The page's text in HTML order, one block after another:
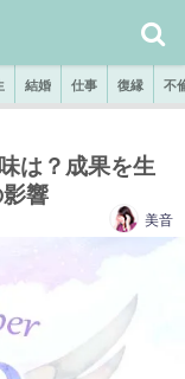
結婚 仕事 復縁 不
は？成果を生
響
美音